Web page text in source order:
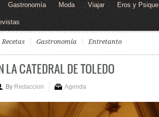
Gastronomía Moda Viajar Eros y Psique
Recetas Gastronomía Entretanto
LA CATEDRAL DE TOLEDO
By Redaccion Agenda